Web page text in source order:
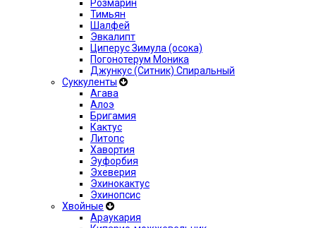
Розмарин
Тимьян
Шалфей
Эвкалипт
Циперус Зимула (осока)
Погонотерум Моника
Джункус (Ситник) Спиральный
Суккуленты
Агава
Алоэ
Бригамия
Кактус
Литопс
Хавортия
Эуфорбия
Эхеверия
Эхинокактус
Эхинопсис
Хвойные
Араукария